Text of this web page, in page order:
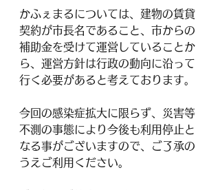
かふぇまるについては、建物の賃貸
契約が市長名であること、市からの
補助金を受けて運営していることか
ら、運営方針は行政の動向に沿って
行く必要があると考えております。
今回の感染症拡大に限らず、災害等
不測の事態により今後も利用停止と
なる事がございますので、ご了承の
うえご利用ください。